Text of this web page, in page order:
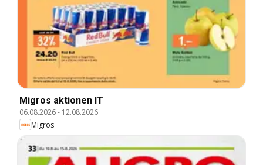
Migros aktionen IT
06.08.2026- 12.08.2026
Migros